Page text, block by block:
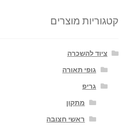
קטגוריות מוצרים
ציוד להשכרה
גופי תאורה
גריפ
מתקון
ראשי חצובה